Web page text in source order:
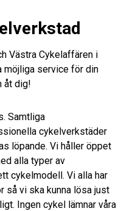
Västra Cykelaffären i
möjliga service för din
åt dig!
Samtliga
cykelverkstäder
löpande. Vi håller öppet
alla typer av
cykelmodell. Vi alla har
så vi ska kunna lösa just
Ingen cykel lämnar våra